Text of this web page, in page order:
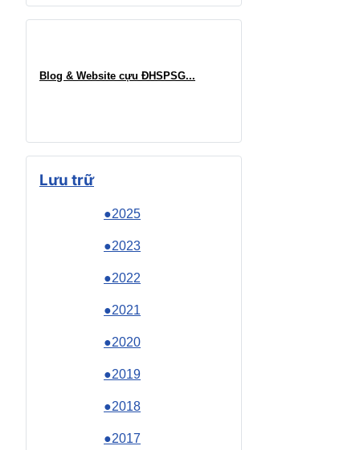
Blog & Website cựu ĐHSPSG...
Lưu trữ
●2025
●2023
●2022
●2021
●2020
●2019
●2018
●2017